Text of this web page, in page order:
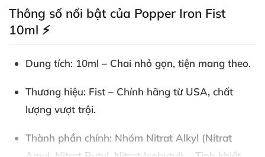
Thông số nổi bật của Popper Iron Fist
10ml ⚡
Dung tích: 10ml – Chai nhỏ gọn, tiện mang theo.
Thương hiệu: Fist – Chính hãng từ USA, chất
lượng vượt trội.
Thành phần chính: Nhóm Nitrat Alkyl (Nitrat